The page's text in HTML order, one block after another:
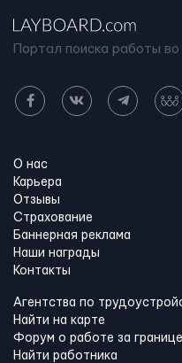
Портал поиска работы во
О нас
Карьера
Отзывы
Страхование
Баннерная реклама
Наши награды
Контакты
Агентства по
Найти на карте
Форум о работе за
Найти работника